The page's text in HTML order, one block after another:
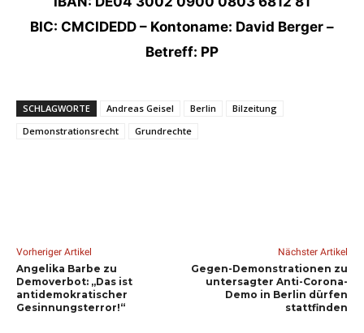
BIC: CMCIDEDD – Kontoname: David Berger –
Betreff: PP
SCHLAGWORTE Andreas Geisel Berlin
Bilzeitung
Demonstrationsrecht
Grundrechte
Vorheriger Artikel
Angelika Barbe zu
Demoverbot: „Das ist
antidemokratischer
Gesinnungsterror!“
Nächster Artikel
Gegen-Demonstrationen zu
untersagter Anti-Corona-
Demo in Berlin dürfen
stattfinden